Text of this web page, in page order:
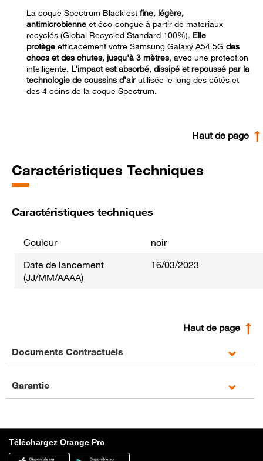
La coque Spectrum Black est fine, légère,
antimicrobienne et éco-conçue à partir de materiaux
recyclés (Global Recycled Standard 100%). Elle
protège efficacement votre Samsung Galaxy A54 5G des
chocs et des chutes, jusqu'à 3 mètres, avec une protection
intelligente. L’impact est absorbé, dissipé et repoussé par la
technologie de coussins d’airutilisée le long des côtés et
des 4 coins de la coque Spectrum.
Haut de page
Caractéristiques Techniques
Caractéristiques techniques
Couleur
noir
Date de lancement
(JJ/MM/AAAA)
16/03/2023
Haut de page
Documents Contractuels
Garantie
Téléchargez Orange Pro